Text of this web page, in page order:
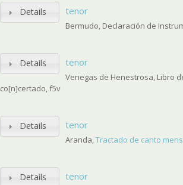
Details tenor
Bermudo, Declaración de
Details tenor
Venegas de Henestrosa, Libro
co[n]certado, f5v
Details tenor
Aranda,Tractado de canto
Details tenor